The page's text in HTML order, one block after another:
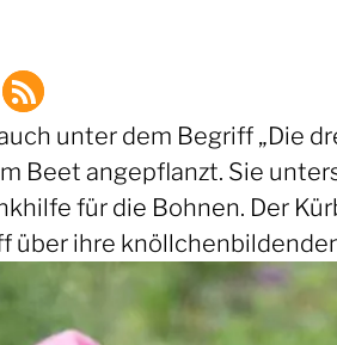
unter dem Begriff „Die
Beet angepflanzt. Sie
für die Bohnen. Der
über ihre